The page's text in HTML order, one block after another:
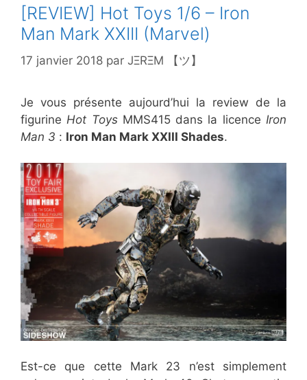
[REVIEW] Hot Toys 1/6 – Iron
Man Mark XXIII (Marvel)
17 janvier 2018 par JΞRΞM 【ツ】
Je vous présente aujourd’hui la review de la
figurine Hot ToysMMS415 dans la licence Iron
Man 3 : Iron Man Mark XXIII Shades.
Est-ce que cette Mark 23 n’est simplement